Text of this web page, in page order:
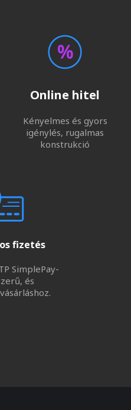
Online hitel
Kényelmes és gyors
igénylés, rugalmas
konstrukció
fizetés
SimplePay-
és